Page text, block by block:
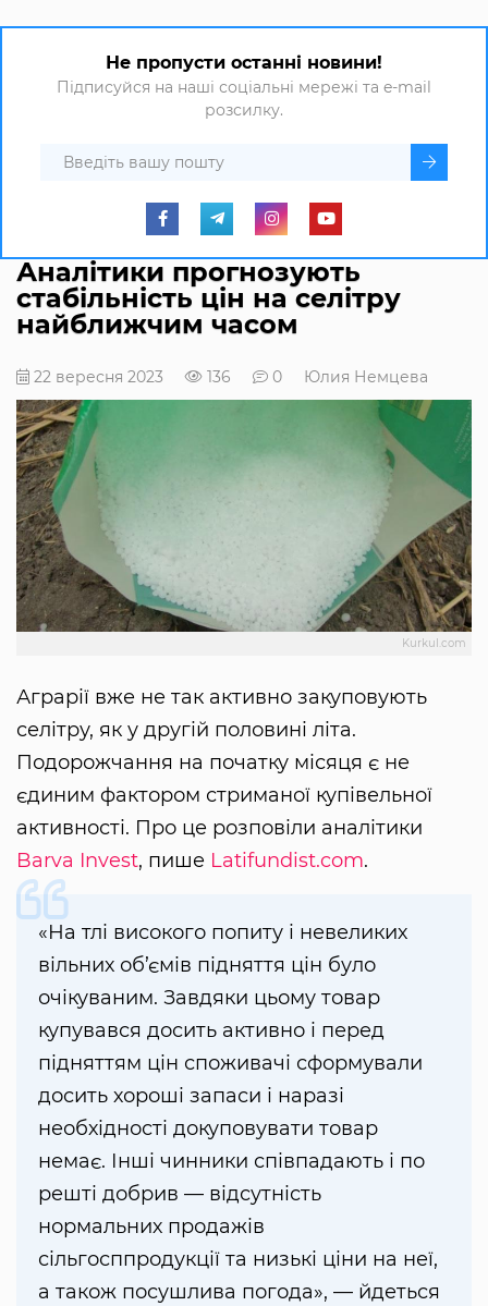
Не пропусти останні новини!
Підписуйся на наші соціальні мережі та e-mail
розсилку.
Аналітики прогнозують
стабільність цін на селітру
найближчим часом
22 вересня 2023 136 0 Юлия Немцева
Kurkul.com
Аграрії вже не так активно закуповують
селітру, як у другій половині літа.
Подорожчання на початку місяця є не
єдиним фактором стриманої купівельної
активності. Про це розповіли аналітики
Barva Invest, пише Latifundist.com.
«На тлі високого попиту і невеликих
вільних об’ємів підняття цін було
очікуваним. Завдяки цьому товар
купувався досить активно і перед
підняттям цін споживачі сформували
досить хороші запаси і наразі
необхідності докуповувати товар
немає. Інші чинники співпадають і по
решті добрив — відсутність
нормальних продажів
сільгосппродукції та низькі ціни на неї,
а також посушлива погода», — йдеться